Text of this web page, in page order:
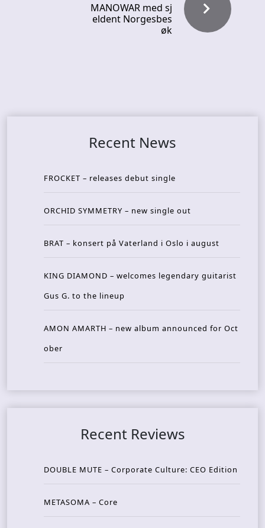
MANOWAR med sj
eldent Norgesbes
øk
Recent News
FROCKET – releases debut single
ORCHID SYMMETRY – new single out
BRAT – konsert på Vaterland i Oslo i august
KING DIAMOND – welcomes legendary guitarist
Gus G. to the lineup
AMON AMARTH – new album announced for Oct
ober
Recent Reviews
DOUBLE MUTE – Corporate Culture: CEO Edition
METASOMA – Core